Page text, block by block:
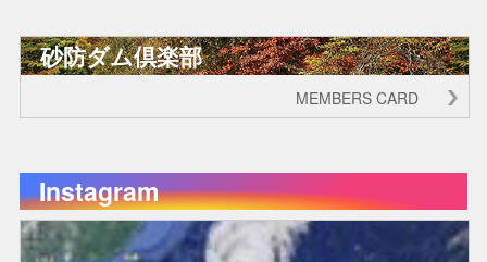
砂防ダム倶楽部
MEMBERS CARD
Instagram